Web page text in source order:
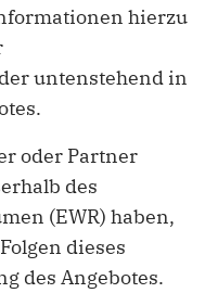
hierzu
untenstehend in
oder Partner
des
(EWR) haben,
dieses
des Angebotes.